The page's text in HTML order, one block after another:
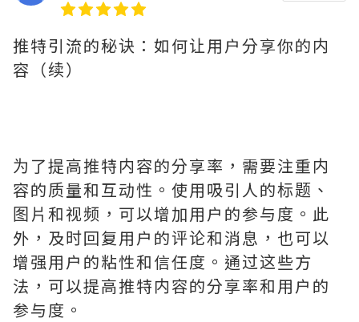
推特引流的秘诀：如何让用户分享你的内
容（续）
为了提高推特内容的分享率，需要注重内
容的质量和互动性。使用吸引人的标题、
图片和视频，可以增加用户的参与度。此
外，及时回复用户的评论和消息，也可以
增强用户的粘性和信任度。通过这些方
法，可以提高推特内容的分享率和用户的
参与度。